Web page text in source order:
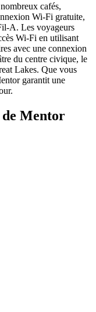
cafés,
Wi-Fi gratuite,
A. Les voyageurs
Wi-Fi en utilisant
avec une connexion
du centre civique, le
Lakes. Que vous
garantit une
Mentor